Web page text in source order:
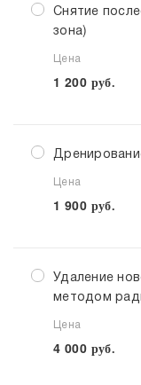
Снятие
зона)
Цена
1 200 руб.
Цена
1 900 руб.
Удаление
методом
Цена
4 000 руб.